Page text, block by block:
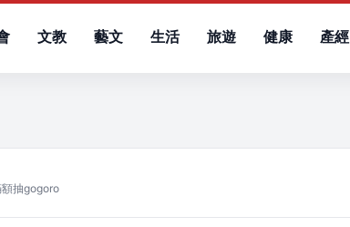
文教 藝文 生活 旅遊 健康 產經
抽gogoro